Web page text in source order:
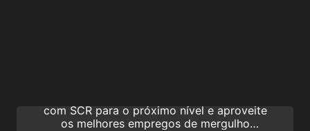
com SCR para o próximo nível e aproveite
os melhores empregos de mergulho